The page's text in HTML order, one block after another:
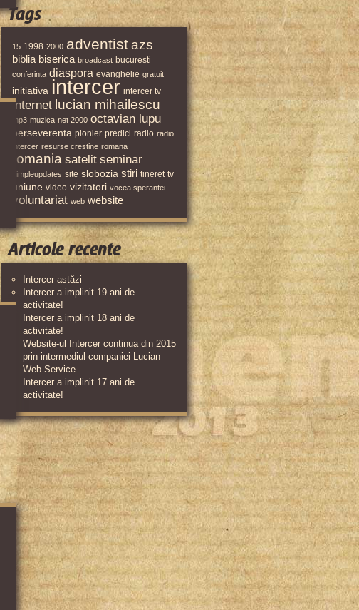
Tags
15 1998 2000 adventistazs
biblia biserica broadcast bucuresti
conferinta diaspora evanghelie gratuit
initiativa intercer intercer tv
internet lucian mihailescu
mp3 muzica net 2000 octavian lupu
perseverenta pionier predici radio radio
intercer resurse crestine romana
romania satelit seminar
simpleupdates site slobozia stiri tineret tv
uniune video vizitatori vocea sperantei
voluntariat web website
Articole recente
Intercer astăzi
Intercer a implinit 19 ani de
activitate!
Intercer a implinit 18 ani de
activitate!
Website-ul Intercer continua din 2015
prin intermediul companiei Lucian
Web Service
Intercer a implinit 17 ani de
activitate!